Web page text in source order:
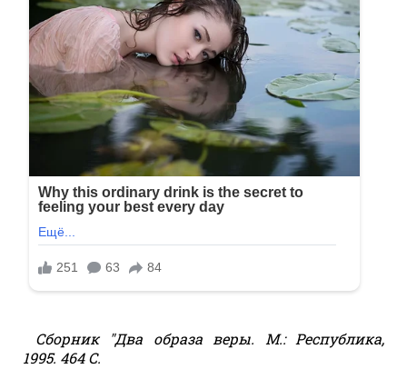
Сборник "Два образа веры. М.: Республика,
1995. 464 С.